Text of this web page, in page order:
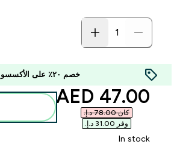
خصم ٢٠٪ على الأكسسوارات - يطبق على السلة
discounted price
47.00 AED‎
كان ‏78.00 د.إ.‏‎
وفر ‏31.00 د.إ.‏‎
In stock